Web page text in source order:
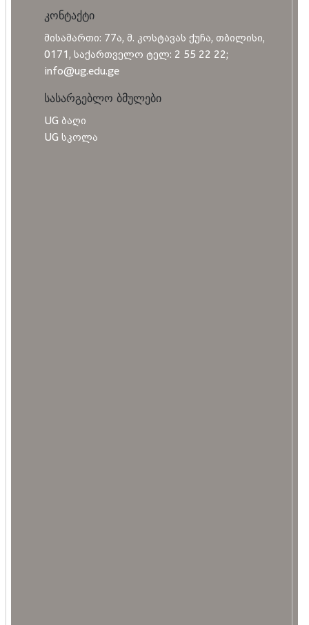
კონტაქტი
მისამართი: 77ა, მ. კოსტავას ქუჩა, თბილისი,
0171, საქართველო ტელ: 2 55 22 22;
info@ug.edu.ge
სასარგებლო ბმულები
UG ბაღი
UG სკოლა